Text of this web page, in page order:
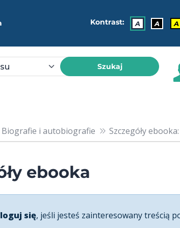
Kontrast: A A A
Szukaj
Biografie i autobiografie Szczegóły
ebooka
się, jeśli jesteś zainteresowany treścią